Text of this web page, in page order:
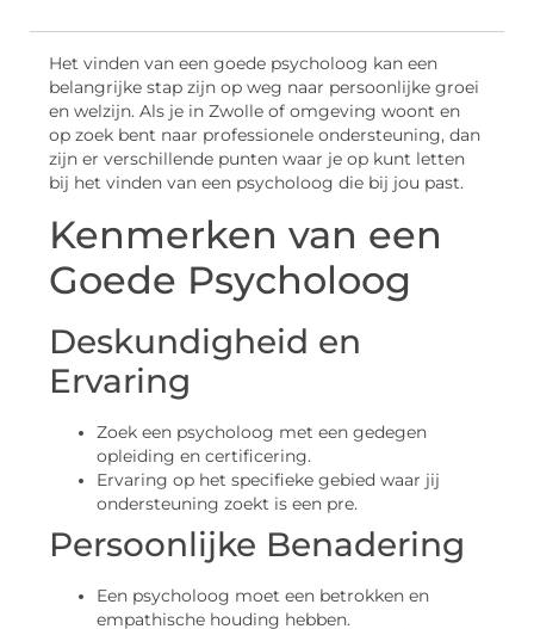
Het vinden van een goede psycholoog kan een
belangrijke stap zijn op weg naar persoonlijke groei
en welzijn. Als je in Zwolle of omgeving woont en
op zoek bent naar professionele ondersteuning, dan
zijn er verschillende punten waar je op kunt letten
bij het vinden van een psycholoog die bij jou past.
Kenmerken van een
Goede Psycholoog
Deskundigheid en
Ervaring
Zoek een psycholoog met een gedegen
opleiding en certificering.
Ervaring op het specifieke gebied waar jij
ondersteuning zoekt is een pre.
Persoonlijke Benadering
Een psycholoog moet een betrokken en
empathische houding hebben.